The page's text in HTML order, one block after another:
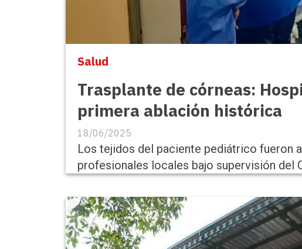
Trasplante de córneas:
primera ablación histórica
Salud
18/06/2025
Los tejidos del paciente pediátrico fueron
profesionales locales bajo supervisión del